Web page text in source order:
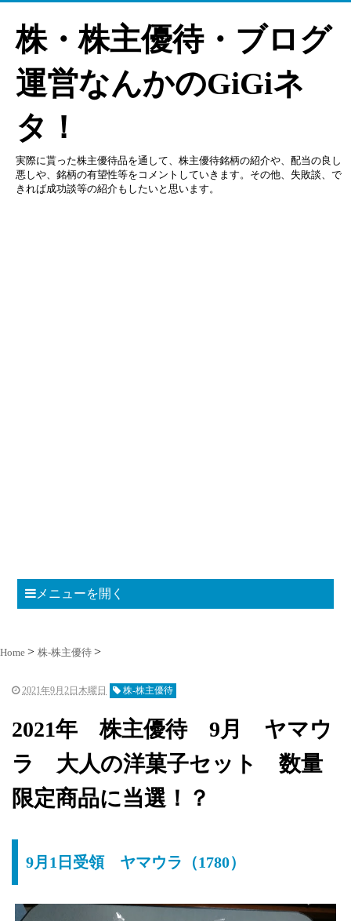
株・株主優待・ブログ
運営なんかのGiGiネ
タ！
実際に貰った株主優待品を通して、株主優待銘柄の紹介や、配当の良し
悪しや、銘柄の有望性等をコメントしていきます。その他、失敗談、で
きれば成功談等の紹介もしたいと思います。
メニューを開く
Home 株-株主優待
2021年9月2日木曜日 株-株主優待
2021年 株主優待 9月 ヤマウ
ラ 大人の洋菓子セット 数量
限定商品に当選！？
9月1日受領 ヤマウラ（1780）